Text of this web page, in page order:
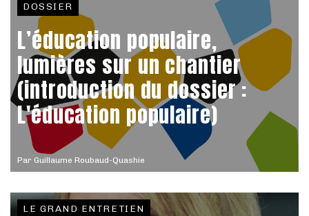
Par Guillaume Roubaud-Quashie
DOSSIER
L’éducation populaire,
lumières sur un chantier
(introduction du dossier :
L'éducation populaire)
LE GRAND ENTRETIEN